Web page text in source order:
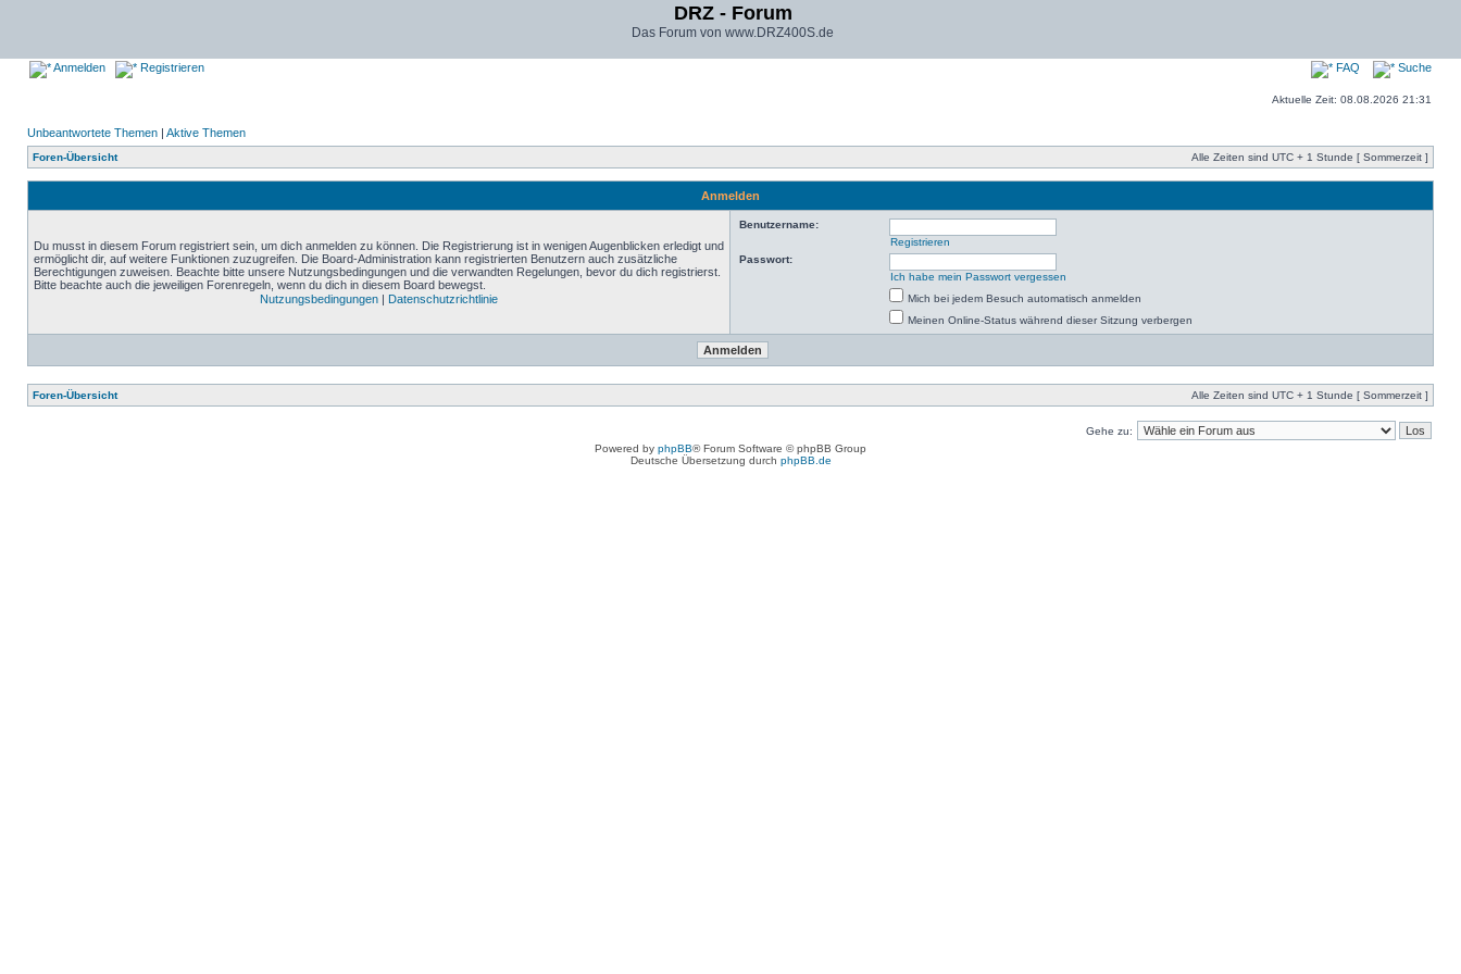
DRZ - Forum
Das Forum von www.DRZ400S.de
Anmelden Registrieren FAQ Suche
Aktuelle Zeit: 08.08.2026 21:31
Unbeantwortete Themen | Aktive Themen
Foren-Übersicht Alle Zeiten sind UTC + 1 Stunde [ Sommerzeit ]
Anmelden
Du musst in diesem Forum registriert sein, um dich anmelden zu können. Die Registrierung ist in wenigen Augenblicken erledigt und
ermöglicht dir, auf weitere Funktionen zuzugreifen. Die Board-Administration kann registrierten Benutzern auch zusätzliche
Berechtigungen zuweisen. Beachte bitte unsere Nutzungsbedingungen und die verwandten Regelungen, bevor du dich registrierst.
Bitte beachte auch die jeweiligen Forenregeln, wenn du dich in diesem Board bewegst.
Nutzungsbedingungen | Datenschutzrichtlinie
Benutzername:
Registrieren
Passwort:
Ich habe mein Passwort vergessen
Mich bei jedem Besuch automatisch anmelden
Meinen Online-Status während dieser Sitzung verbergen
Foren-Übersicht Alle Zeiten sind UTC + 1 Stunde [ Sommerzeit ]
Gehe zu:
Powered by phpBB® Forum Software © phpBB Group
Deutsche Übersetzung durch phpBB.de